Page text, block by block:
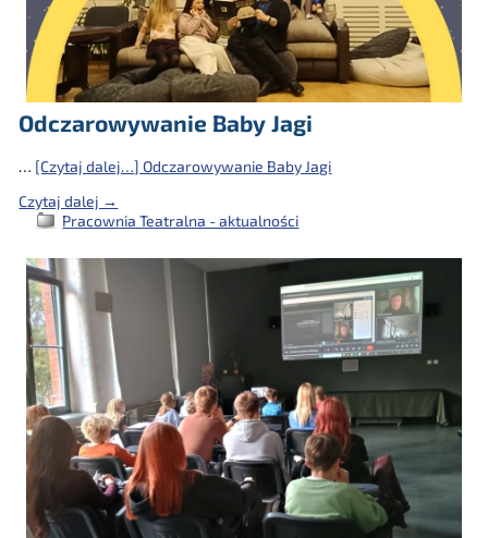
Odczarowywanie Baby Jagi
… [Czytaj dalej…] Odczarowywanie Baby Jagi
Czytaj dalej →
Pracownia Teatralna - aktualności